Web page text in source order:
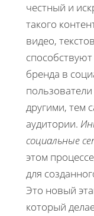
честный и
такого
видео,
бренда в
другими, тем
аудитории.
социальные
этом
для
Это новый
который